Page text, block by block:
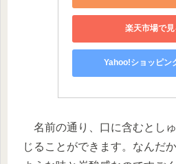
楽天市場で見
Yahoo!ショッピン
名前の通り、口に含むとし
じることができます。なんだ